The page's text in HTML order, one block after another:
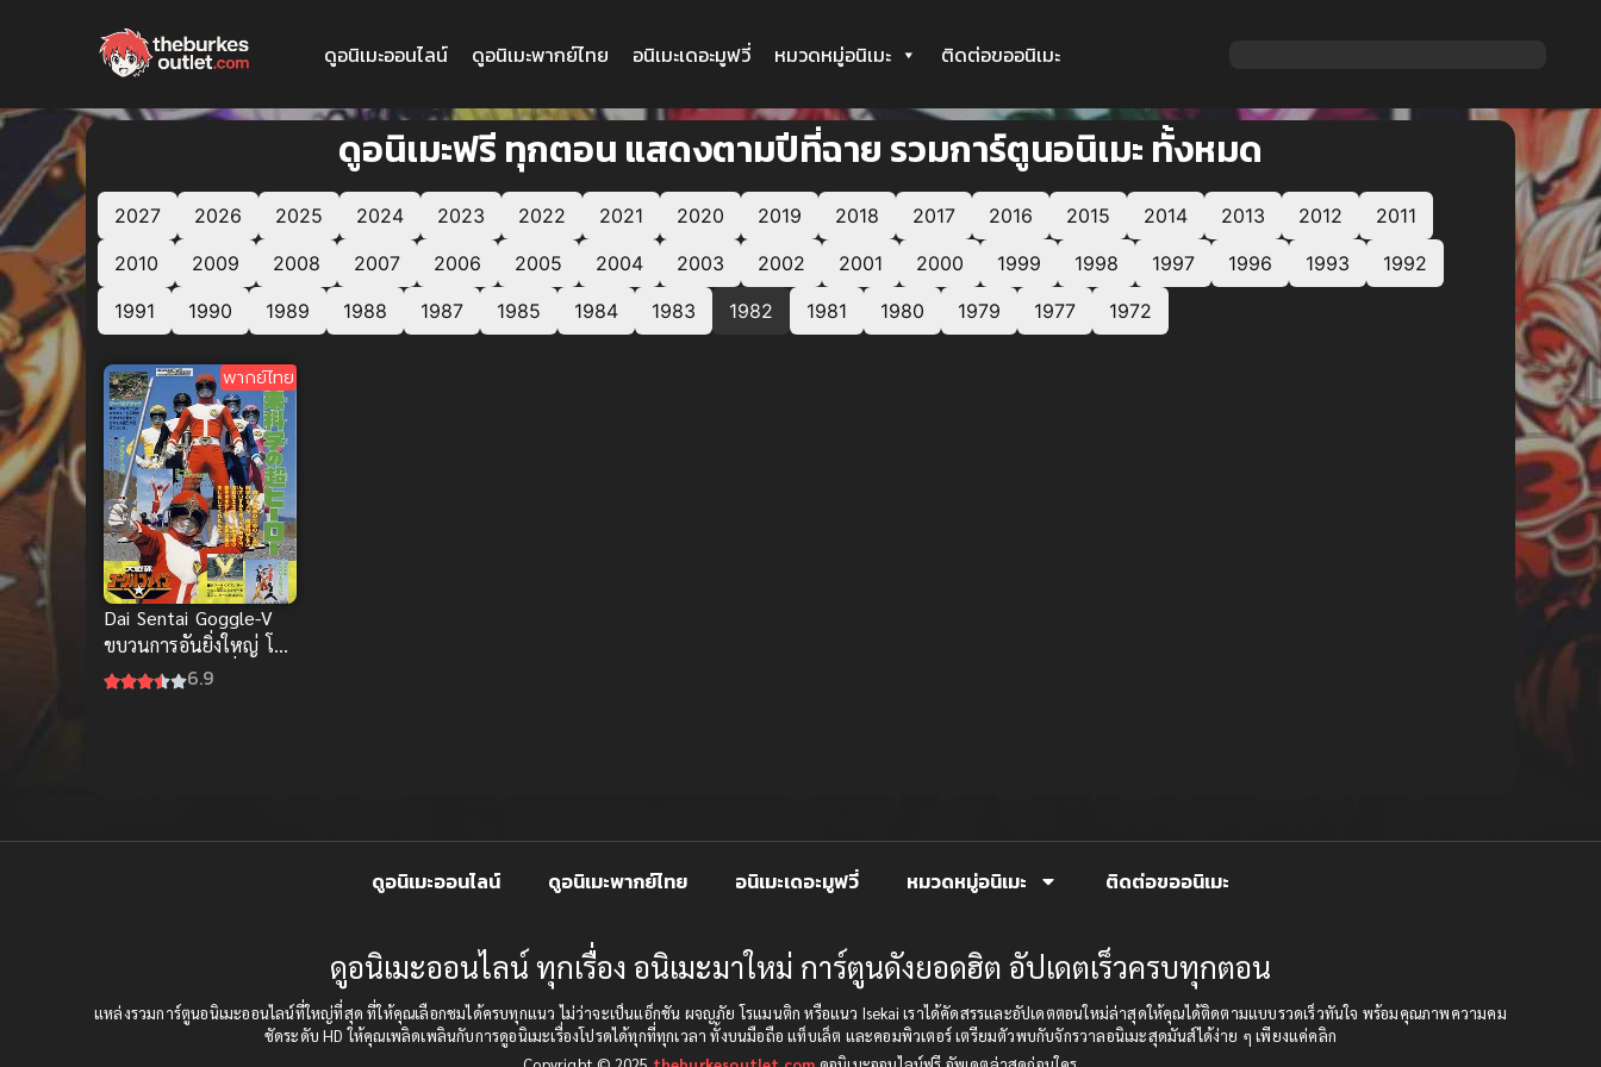
ดูอนิเมะออนไลน์ ดูอนิเมะพากย์ไทย อนิเมะเดอะมูฟวี่ หมวดหมู่อนิเมะ ติดต่อขออนิเมะ
ดูอนิเมะฟรี ทุกตอน แสดงตามปีที่ฉาย รวมการ์ตูนอนิเมะ ทั้งหมด
2027 2026 2025 2024 2023 2022 2021 2020 2019 2018 2017 2016 2015 2014 2013 2012
2011
2010
2009 2008 2007 2006 2005 2004 2003 2002 2001 2000 1999 1998 1997 1996 1993
1992
1991
1990 1989 1988 1987 1985 1984 1983 1982 1981 1980 1979 1977 1972
พากย์ไทย
Dai Sentai Goggle-V
ขบวนการอันยิ่งใหญ่ โก
กุลไฟว์ เดอะมูฟวี่ พากย์
6.9
ดูอนิเมะออนไลน์ ดูอนิเมะพากย์ไทย อนิเมะเดอะมูฟวี่ หมวดหมู่อนิเมะ ติดต่อขออนิเมะ
ดูอนิเมะออนไลน์ ทุกเรื่อง อนิเมะมาใหม่ การ์ตูนดังยอดฮิต อัปเดตเร็วครบทุกตอน
แหล่งรวมการ์ตูนอนิเมะออนไลน์ที่ใหญ่ที่สุด ที่ให้คุณเลือกชมได้ครบทุกแนว ไม่ว่าจะเป็นแอ็กชัน ผจญภัย โรแมนติก หรือแนว Isekai เราได้คัดสรรและอัปเดตตอนใหม่ล่าสุดให้คุณได้ติดตามแบบรวดเร็วทันใจ พร้อมคุณภาพความคม
ชัดระดับ HD ให้คุณเพลิดเพลินกับการดูอนิเมะเรื่องโปรดได้ทุกที่ทุกเวลา ทั้งบนมือถือ แท็บเล็ต และคอมพิวเตอร์ เตรียมตัวพบกับจักรวาลอนิเมะสุดมันส์ได้ง่าย ๆ เพียงแค่คลิก